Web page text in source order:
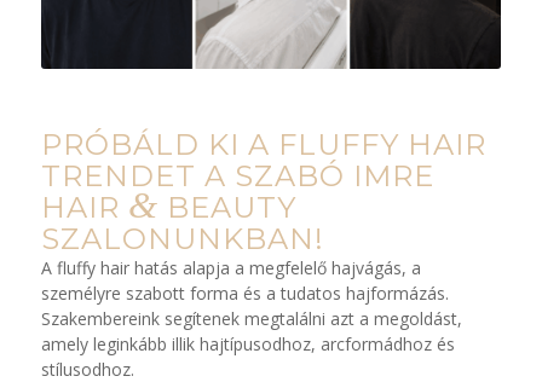
PRÓBÁLD KI A FLUFFY HAIR
TRENDET A SZABÓ IMRE
HAIR & BEAUTY
SZALONUNKBAN!
A fluffy hair hatás alapja a megfelelő hajvágás, a
személyre szabott forma és a tudatos hajformázás.
Szakembereink segítenek megtalálni azt a megoldást,
amely leginkább illik hajtípusodhoz, arcformádhoz és
stílusodhoz.